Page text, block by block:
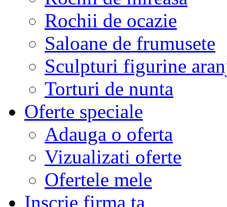
Rochii de ocazie
Saloane de frumusete
Sculpturi figurine
Torturi de nunta
Oferte speciale
Adauga o oferta
Vizualizati oferte
Ofertele mele
Inscrie firma ta